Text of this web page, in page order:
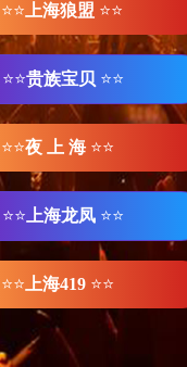
⭐⭐ 上海狼盟 ⭐⭐
⭐⭐贵族宝贝 ⭐⭐
⭐⭐夜 上 海 ⭐⭐
⭐⭐ 上海龙凤 ⭐⭐
⭐⭐ 上海419 ⭐⭐